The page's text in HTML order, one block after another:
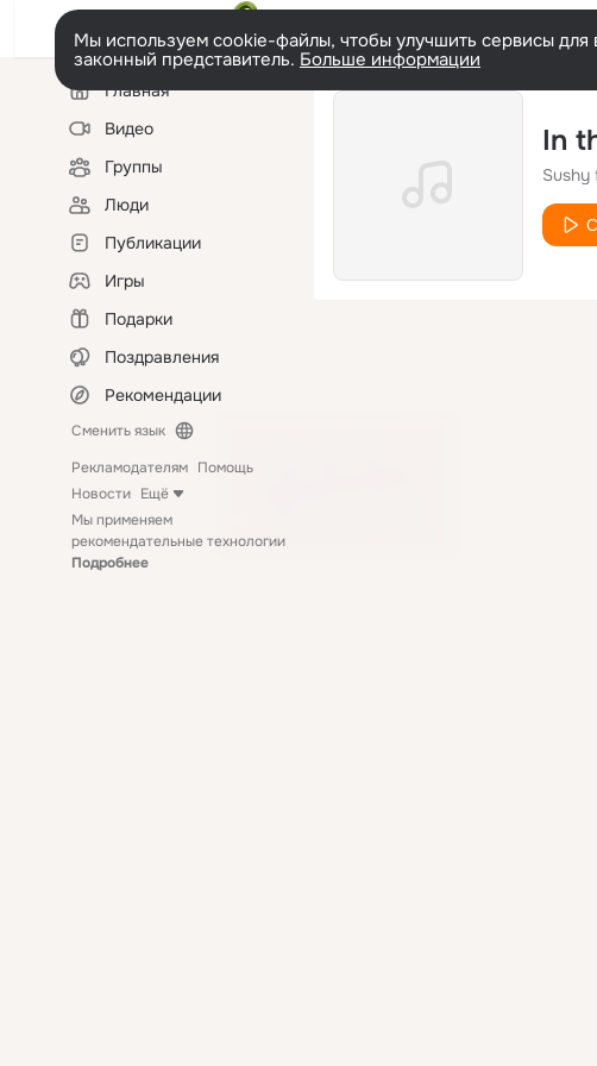
Мы используем cookie-файлы, чтобы улучшить сервисы
законный представитель. Больше информации
Левая
колонкаГлавная
Видео
Группы
Люди
Публикации
Игры
Подарки
Поздравления
Рекомендации
Сменить язык
Рекламодателям Помощь
Новости Ещё
Мы применяем
рекомендательные технологии
Подробнее
In
Sushy